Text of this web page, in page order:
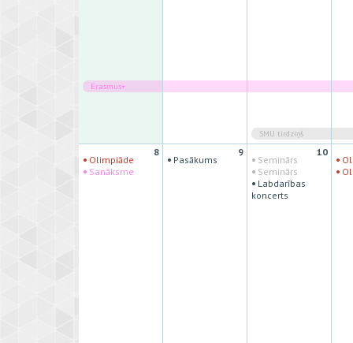
Erasmus+
SMU tirdziņš
8
· Olimpiāde
· Sanāksme
9
· Pasākums
10
· Seminārs
· Seminārs
· Labdarības
koncerts
··